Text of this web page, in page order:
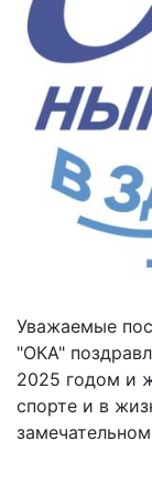
Уважаемые
"ОКА"
2025 годом и
спорте и в